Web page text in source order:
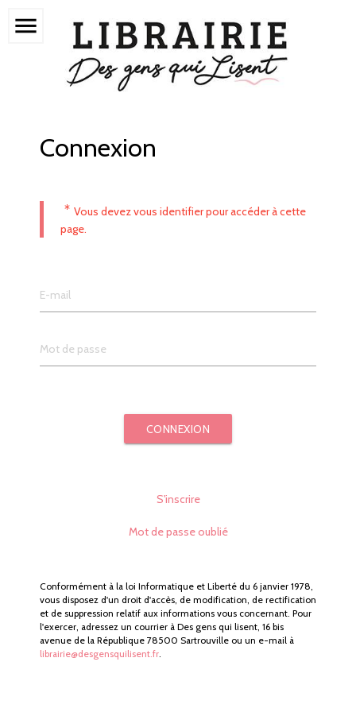
menu
Connexion
* Vous devez vous identifier pour accéder à cette
page.
CONNEXION
S'inscrire
Mot de passe oublié
Conformément à la loi Informatique et Liberté du 6 janvier 1978,
vous disposez d'un droit d'accès, de modification, de rectification
et de suppression relatif aux informations vous concernant. Pour
l'exercer, adressez un courrier à Des gens qui lisent, 16 bis
avenue de la République 78500 Sartrouville ou un e-mail à
librairie@desgensquilisent.fr